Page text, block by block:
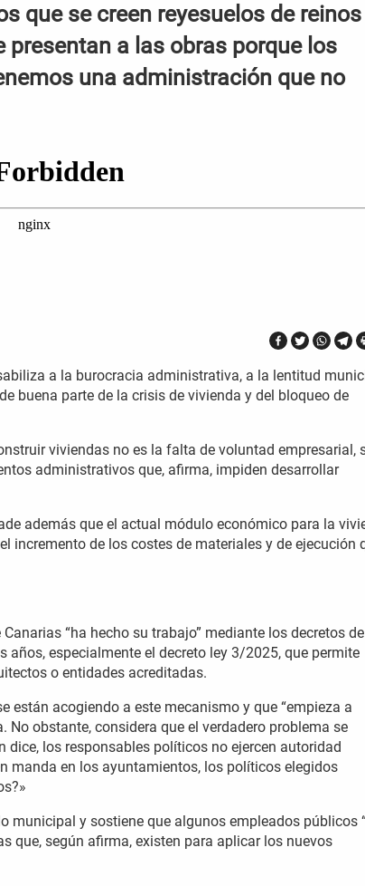
que se creen reyesuelos de
a las obras porque los
una administración que no
a la burocracia administrativa, a la lentitud
buena parte de la crisis de vivienda y del bloqueo de
viviendas no es la falta de voluntad empresarial,
administrativos que, afirma, impiden desarrollar
además que el actual módulo económico para la
incremento de los costes de materiales y de ejecución
“ha hecho su trabajo” mediante los decretos de
especialmente el decreto ley 3/2025, que permite
o entidades acreditadas.
acogiendo a este mecanismo y que “empieza a
obstante, considera que el verdadero problema se
los responsables políticos no ejercen autoridad
manda en los ayuntamientos, los políticos elegidos
municipal y sostiene que algunos empleados públicos
que, según afirma, existen para aplicar los nuevos